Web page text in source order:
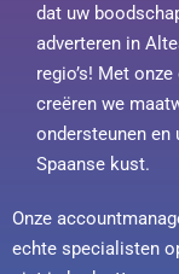
dat uw
adverteren in
regio’s! Met
creëren we
ondersteunen en
Spaanse kust.
Onze
echte specialisten